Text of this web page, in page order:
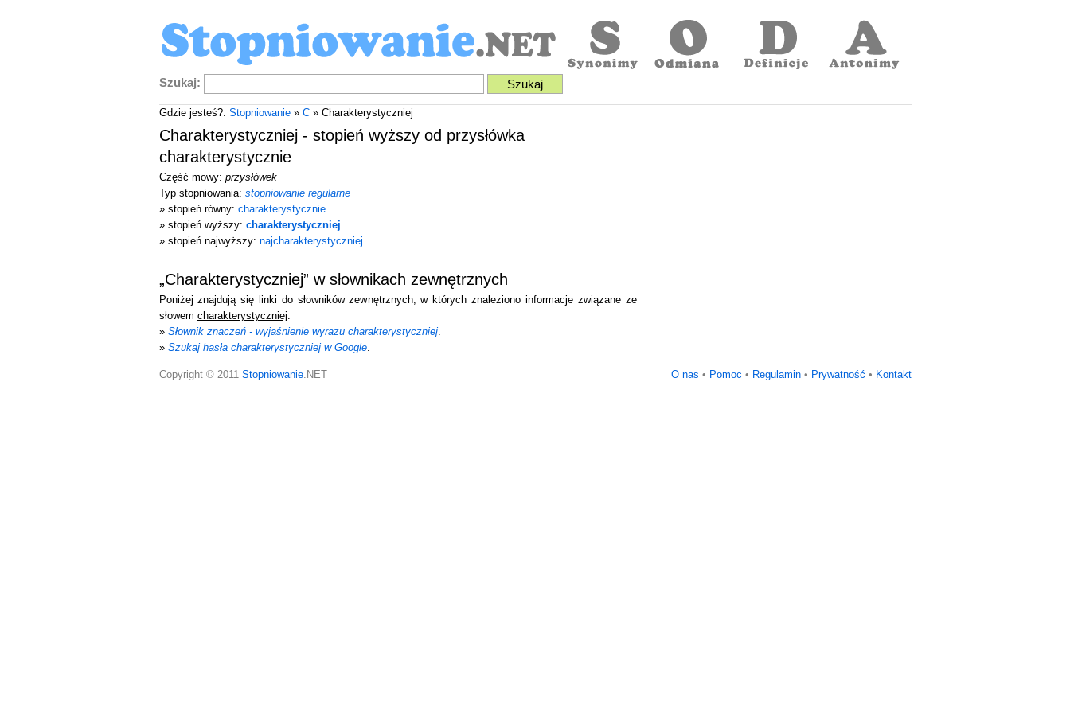
Szukaj:
Gdzie jesteś?: Stopniowanie» C» Charakterystyczniej
Charakterystyczniej - stopień wyższy od przysłówka
charakterystycznie
Część mowy: przysłówek
Typ stopniowania: stopniowanie regularne
» stopień równy: charakterystycznie
» stopień wyższy: charakterystyczniej
» stopień najwyższy: najcharakterystyczniej
„Charakterystyczniej” w słownikach zewnętrznych
Poniżej znajdują się linki do słowników zewnętrznych, w których znaleziono informacje związane ze
słowem charakterystyczniej:
» Słownik znaczeń - wyjaśnienie wyrazu charakterystyczniej.
» Szukaj hasła charakterystyczniej w Google.
O nas • Pomoc • Regulamin• Prywatność • Kontakt
Copyright © 2011 Stopniowanie.NET